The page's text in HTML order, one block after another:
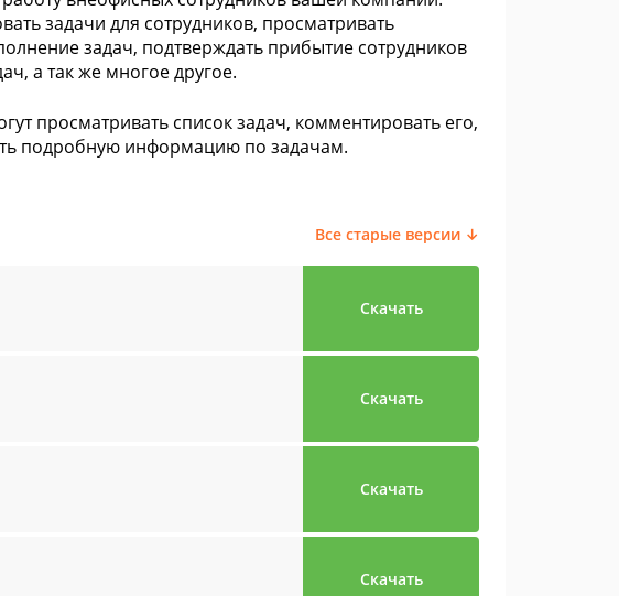
задачи для сотрудников, просматривать
задач, подтверждать прибытие сотрудников
а так же многое другое.
просматривать список задач, комментировать его,
подробную информацию по задачам.
Все старые версии ↓
Скачать
Скачать
Скачать
Скачать